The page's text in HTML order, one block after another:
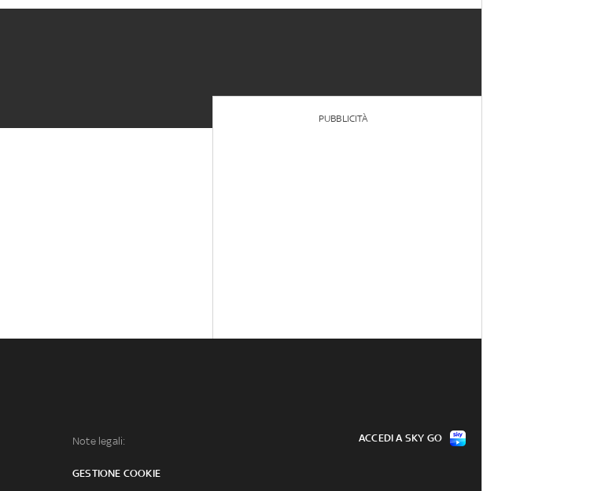
PUBBLICITÀ
Note legali:
GESTIONE COOKIE
ACCEDI A SKY GO